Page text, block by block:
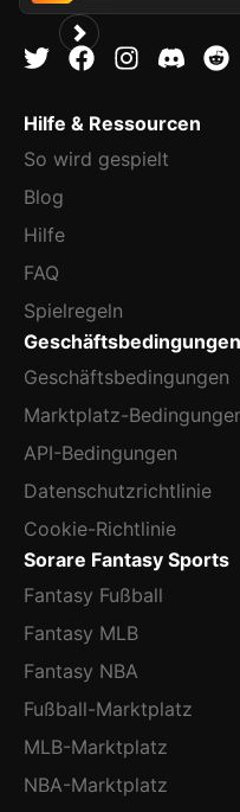
Hilfe & Ressourcen
So wird gespielt
Blog
Hilfe
FAQ
Spielregeln
Geschäftsbedingungen
Marktplatz-
API-Bedingungen
Datenschutzrichtlinie
Cookie-Richtlinie
Sorare Fantasy Sports
Fantasy Fußball
Fantasy MLB
Fantasy NBA
Fußball-Marktplatz
MLB-Marktplatz
NBA-Marktplatz